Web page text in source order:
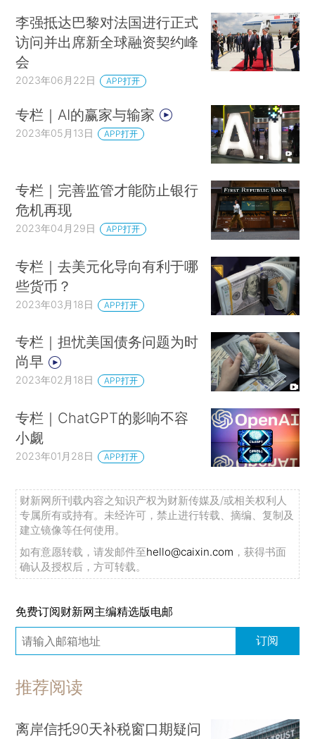
李强抵达巴黎对法国进行正式
访问并出席新全球融资契约峰
会
2023年06月22日 APP打开
专栏｜AI的赢家与输家
2023年05月13日 APP打开
专栏｜完善监管才能防止银行
危机再现
2023年04月29日 APP打开
专栏｜去美元化导向有利于哪
些货币？
2023年03月18日 APP打开
专栏｜担忧美国债务问题为时
尚早
2023年02月18日 APP打开
专栏｜ChatGPT的影响不容
小觑
2023年01月28日 APP打开
财新网所刊载内容之知识产权为财新传媒及/或相关权利人
专属所有或持有。未经许可，禁止进行转载、摘编、复制及
建立镜像等任何使用。
如有意愿转载，请发邮件至hello@caixin.com ，获得书面
确认及授权后，方可转载。
免费订阅财新网主编精选版电邮
订阅
推荐阅读
离岸信托90天补税窗口期疑问